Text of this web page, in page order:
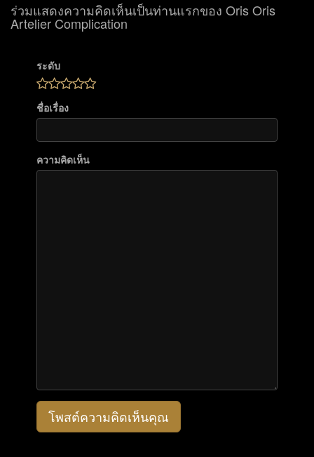
ร่วมแสดงความคิดเห็นเป็นท่านแรกของ Oris Oris
Artelier Complication
ระดับ
ชื่อเรื่อง
ความคิดเห็น
โพสต์ความคิดเห็นคุณ